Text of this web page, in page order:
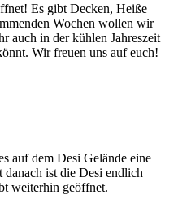
Es gibt Decken, Heiße
Wochen wollen wir
auch in der kühlen Jahreszeit
Wir freuen uns auf euch!
auf dem Desi Gelände eine
ist die Desi endlich
weiterhin geöffnet.